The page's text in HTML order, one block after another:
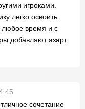
игроками.
легко освоить.
любое время и с
добавляют азарт
сочетание